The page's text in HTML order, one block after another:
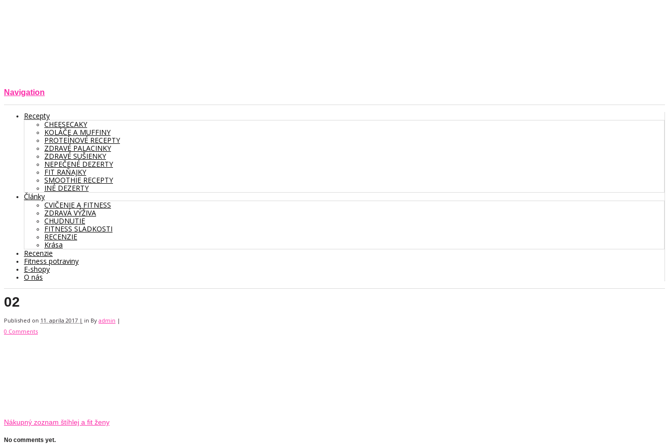
Navigation
Recepty
CHEESECAKY
KOLÁČE A MUFFINY
PROTEÍNOVÉ RECEPTY
ZDRAVÉ PALACINKY
ZDRAVÉ SUŠIENKY
NEPEČENÉ DEZERTY
FIT RAŇAJKY
SMOOTHIE RECEPTY
INÉ DEZERTY
Články
CVIČENIE A FITNESS
ZDRAVÁ VÝŽIVA
CHUDNUTIE
FITNESS SLADKOSTI
RECENZIE
Krása
Recenzie
Fitness potraviny
E-shopy
O nás
02
Published on 11. apríla 2017 | in By admin |
0 Comments
Nákupný zoznam štíhlej a fit ženy
No comments yet.